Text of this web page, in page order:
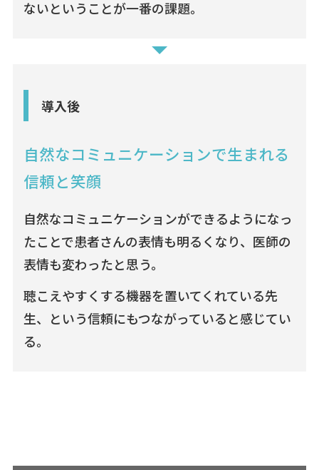
ないということが一番の課題。
導入後
自然なコミュニケーションで生まれる
信頼と笑顔
自然なコミュニケーションができるようになっ
たことで患者さんの表情も明るくなり、医師の
表情も変わったと思う。
聴こえやすくする機器を置いてくれている先
生、という信頼にもつながっていると感じてい
る。